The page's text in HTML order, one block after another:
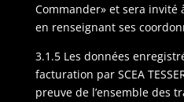
Commander» et sera
en renseignant ses
3.1.5 Les données
facturation par SCEA
preuve de l’ensemble des